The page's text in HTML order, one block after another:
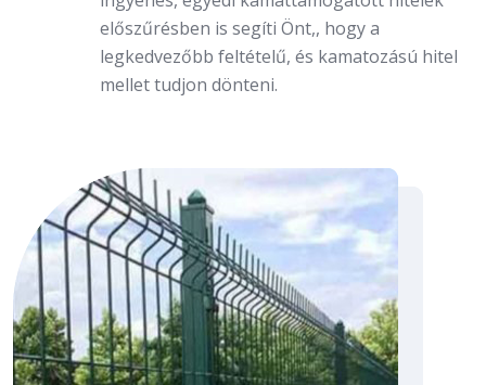
előszűrésben is segíti Önt,, hogy a
legkedvezőbb feltételű, és kamatozású hitel
mellet tudjon dönteni.